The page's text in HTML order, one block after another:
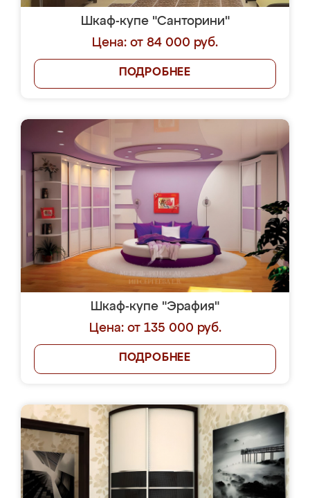
Шкаф-купе "Санторини"
Цена: от 84 000 руб.
ПОДРОБНЕЕ
Шкаф-купе "Эрафия"
Цена: от 135 000 руб.
ПОДРОБНЕЕ